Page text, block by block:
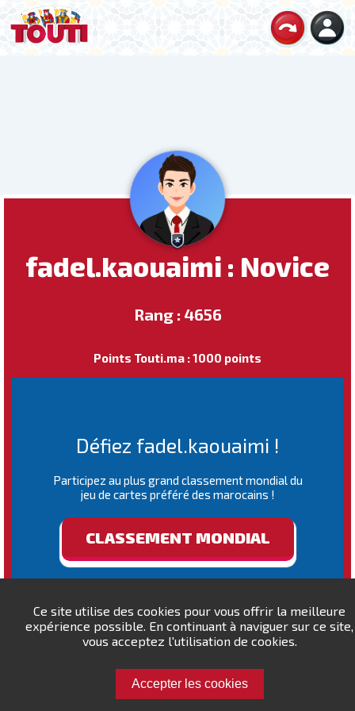
Ce site utilise des cookies pour vous offrir la meilleure
expérience possible. En continuant à naviguer sur ce site,
vous acceptez l'utilisation de cookies.
Accepter les cookies
fadel.kaouaimi : Novice
Rang : 4656
Points Touti.ma : 1000 points
Défiez fadel.kaouaimi !
Participez au plus grand classement mondial du
jeu de cartes préféré des marocains !
CLASSEMENT MONDIAL